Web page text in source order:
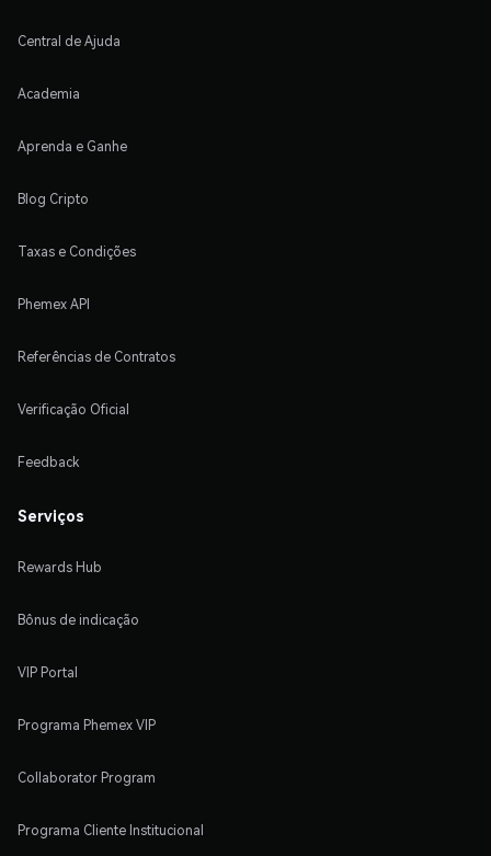
Central de Ajuda
Academia
Aprenda e Ganhe
Blog Cripto
Taxas e Condições
Phemex API
Referências de Contratos
Verificação Oficial
Feedback
Serviços
Rewards Hub
Bônus de indicação
VIP Portal
Programa Phemex VIP
Collaborator Program
Programa Cliente Institucional